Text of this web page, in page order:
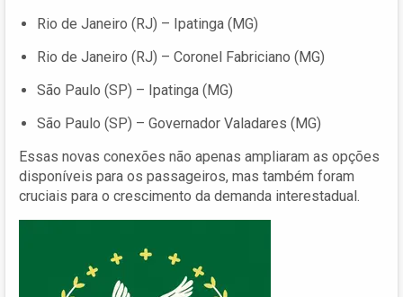
Rio de Janeiro (RJ) – Ipatinga (MG)
Rio de Janeiro (RJ) – Coronel Fabriciano (MG)
São Paulo (SP) – Ipatinga (MG)
São Paulo (SP) – Governador Valadares (MG)
Essas novas conexões não apenas ampliaram as opções
disponíveis para os passageiros, mas também foram
cruciais para o crescimento da demanda interestadual.